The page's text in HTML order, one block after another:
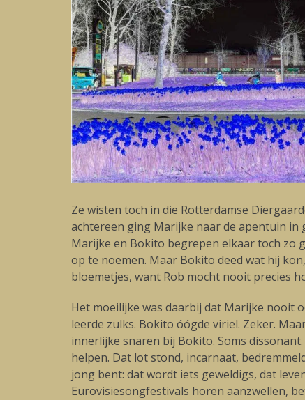
Ze wisten toch in die Rotterdamse
achtereen ging Marijke naar de apentuin in
Marijke en Bokito begrepen elkaar toch zo
op te noemen. Maar Bokito deed wat hij
bloemetjes, want Rob mocht nooit precies
Het moeilijke was daarbij dat Marijke nooit
leerde zulks. Bokito óógde viriel. Zeker.
innerlijke snaren bij Bokito. Soms
helpen. Dat lot stond, incarnaat,
jong bent: dat wordt iets geweldigs, dat
Eurovisiesongfestivals horen aanzwellen,